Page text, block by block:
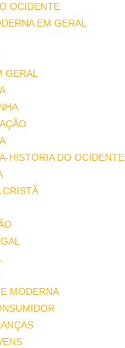
OCIDENTE
EM GERAL
GERAL
HISTORIA DO OCIDENTE
CRISTÃ
MODERNA